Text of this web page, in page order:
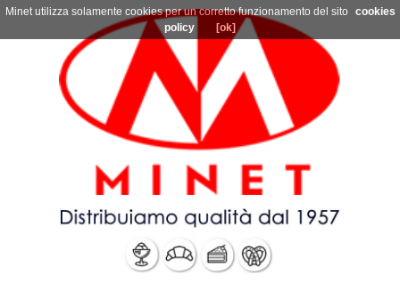
Minet utilizza solamente cookies per un corretto funzionamento del sito
cookies
policy
[ok]